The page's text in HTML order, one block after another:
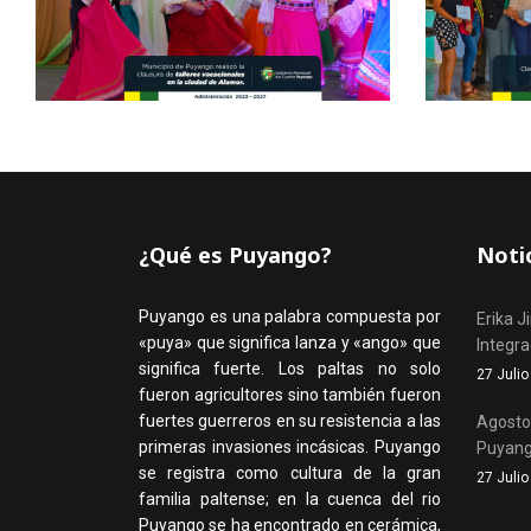
¿Qué es Puyango?
Puyango es una palabra compuesta por
«puya» que significa lanza y «ango» que
significa fuerte. Los paltas no solo
fueron agricultores sino también fueron
fuertes guerreros en su resistencia a las
primeras invasiones incásicas. Puyango
se registra como cultura de la gran
familia paltense; en la cuenca del rio
Puyango se ha encontrado en cerámica,
Erika
27
27